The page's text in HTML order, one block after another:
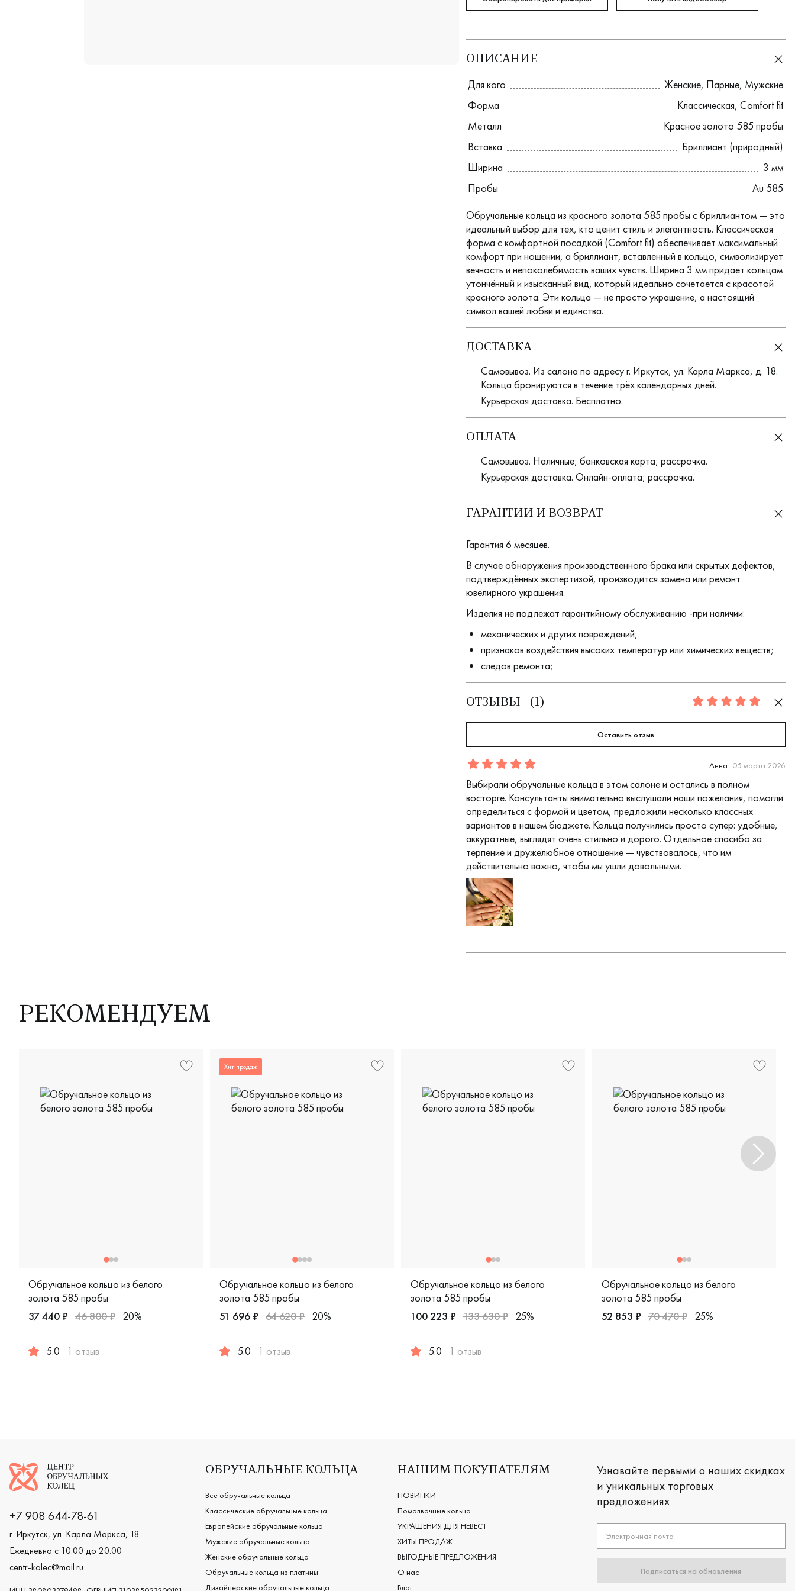
ОПИСАНИЕ
Для кого Женские, Парные, Мужские
Форма
Классическая,Comfort fit
Металл
Красное золото 585 пробы
Вставка
Бриллиант (природный)
Ширина
3 мм
Пробы
Au 585
Обручальные кольца из красного золота 585 пробы с бриллиантом — это
идеальный выбор для тех, кто ценит стиль и элегантность. Классическая
форма с комфортной посадкой (Comfort fit) обеспечивает максимальный
комфорт при ношении, а бриллиант, вставленный в кольцо, символизирует
вечность и непоколебимость ваших чувств. Ширина 3 мм придает кольцам
утончённый и изысканный вид, который идеально сочетается с красотой
красного золота. Эти кольца — не просто украшение, а настоящий
символ вашей любви и единства.
ДОСТАВКА
Самовывоз. Из салона по адресу г. Иркутск, ул. Карла Маркса, д. 18.
Кольца бронируются в течение трёх календарных дней.
Курьерская доставка. Бесплатно.
ОПЛАТА
Самовывоз. Наличные; банковская карта; рассрочка.
Курьерская доставка. Онлайн-оплата; рассрочка.
ГАРАНТИИ И ВОЗВРАТ
Гарантия 6 месяцев.
В случае обнаружения производственного брака или скрытых дефектов,
подтверждённых экспертизой, производится замена или ремонт
ювелирного украшения.
Изделия не подлежат гарантийному обслуживанию -при наличии:
механических и других повреждений;
признаков воздействия высоких температур или химических веществ;
следов ремонта;
ОТЗЫВЫ ( 1 ) 5.0
Оставить отзыв
Отзыв
1
5.0
5 Анна 05 марта 2026
Выбирали обручальные кольца в этом салоне и остались в полном
восторге. Консультанты внимательно выслушали наши пожелания, помогли
определиться с формой и цветом, предложили несколько классных
вариантов в нашем бюджете. Кольца получились просто супер: удобные,
аккуратные, выглядят очень стильно и дорого. Отдельное спасибо за
терпение и дружелюбное отношение — чувствовалось, что им
действительно важно, чтобы мы ушли довольными.
РЕКОМЕНДУЕМ
Обручальное кольцо из белого
золота 585 пробы
37 440 ₽ 46 800 ₽ 20%
5.0 1 отзыв
Хит продаж
Обручальное кольцо из белого
золота 585 пробы
51 696 ₽ 64 620 ₽ 20%
5.0 1 отзыв
Обручальное кольцо из белого
золота 585 пробы
100 223 ₽ 133 630 ₽ 25%
5.0 1 отзыв
Обручальное кольцо из белого
золота 585 пробы
52 853 ₽ 70 470 ₽ 25%
Логотип компании
+7 908 644-78-61
г. Иркутск, ул. Карла Маркса, 18
Ежедневно с 10:00 до 20:00
centr-kolec@mail.ru
ОБРУЧАЛЬНЫЕ КОЛЬЦА
Все обручальные кольца
Классические обручальные кольца
Европейские обручальные кольца
Мужские обручальные кольца
Женские обручальные кольца
Обручальные кольца из платины
Дизайнерские обручальные кольца
НАШИМ ПОКУПАТЕЛЯМ
НОВИНКИ
Помолвочные кольца
УКРАШЕНИЯ ДЛЯ НЕВЕСТ
ХИТЫ ПРОДАЖ
ВЫГОДНЫЕ ПРЕДЛОЖЕНИЯ
О нас
Блог
Узнавайте первыми о наших скидках
и уникальных торговых
предложениях
Электронная почта
Подписаться на обновления